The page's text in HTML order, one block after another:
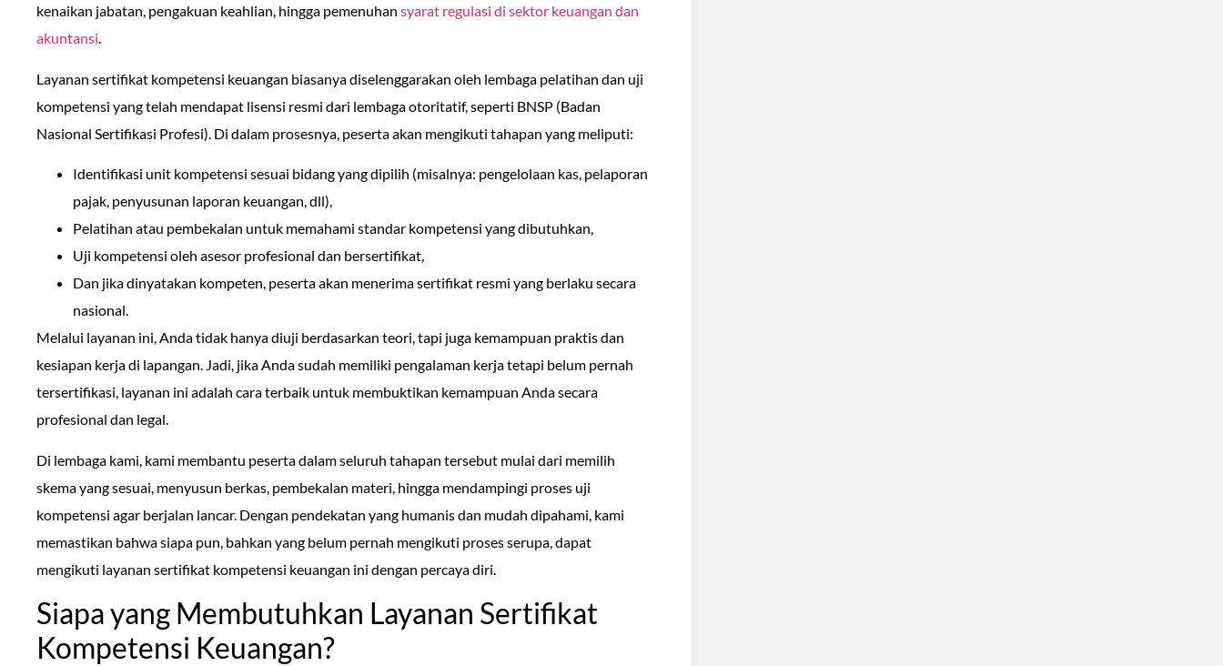
kenaikan jabatan, pengakuan keahlian, hingga pemenuhan syarat regulasi di sektor keuangan dan
akuntansi.
Layanan sertifikat kompetensi keuangan biasanya diselenggarakan oleh lembaga pelatihan dan uji
kompetensi yang telah mendapat lisensi resmi dari lembaga otoritatif, seperti BNSP (Badan
Nasional Sertifikasi Profesi). Di dalam prosesnya, peserta akan mengikuti tahapan yang meliputi:
Identifikasi unit kompetensi sesuai bidang yang dipilih (misalnya: pengelolaan kas, pelaporan
pajak, penyusunan laporan keuangan, dll),
Pelatihan atau pembekalan untuk memahami standar kompetensi yang dibutuhkan,
Uji kompetensi oleh asesor profesional dan bersertifikat,
Dan jika dinyatakan kompeten, peserta akan menerima sertifikat resmi yang berlaku secara
nasional.
Melalui layanan ini, Anda tidak hanya diuji berdasarkan teori, tapi juga kemampuan praktis dan
kesiapan kerja di lapangan. Jadi, jika Anda sudah memiliki pengalaman kerja tetapi belum pernah
tersertifikasi, layanan ini adalah cara terbaik untuk membuktikan kemampuan Anda secara
profesional dan legal.
Di lembaga kami, kami membantu peserta dalam seluruh tahapan tersebut mulai dari memilih
skema yang sesuai, menyusun berkas, pembekalan materi, hingga mendampingi proses uji
kompetensi agar berjalan lancar. Dengan pendekatan yang humanis dan mudah dipahami, kami
memastikan bahwa siapa pun, bahkan yang belum pernah mengikuti proses serupa, dapat
mengikuti layanan sertifikat kompetensi keuangan ini dengan percaya diri.
Siapa yang Membutuhkan Layanan Sertifikat
Kompetensi Keuangan?